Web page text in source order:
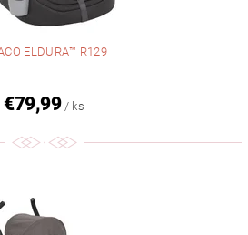
ELDURA™ R129
€79,99 / ks